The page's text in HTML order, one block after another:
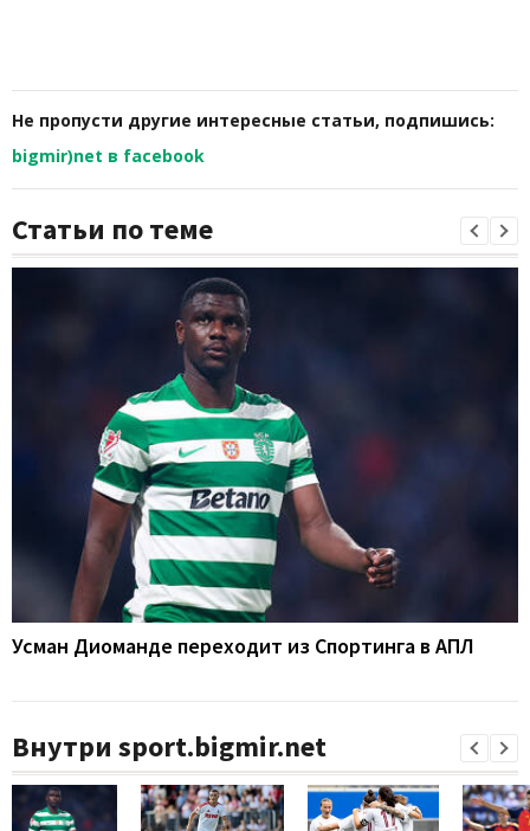
Не пропусти другие интересные статьи, подпишись:
bigmir)net в facebook
Статьи по теме
Усман Диоманде переходит из Спортинга в АПЛ
Внутри sport.bigmir.net